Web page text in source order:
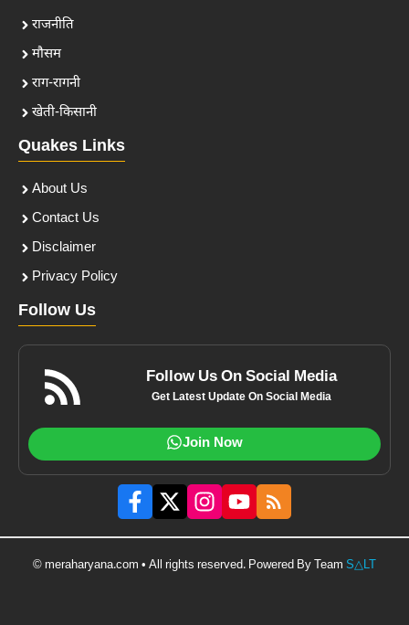
राजनीति
मौसम
राग-रागनी
खेती-किसानी
Quakes Links
About Us
Contact Us
Disclaimer
Privacy Policy
Follow Us
Follow Us On Social Media
Get Latest Update On Social Media
Join Now
© meraharyana.com • All rights reserved. Powered By Team S△LT